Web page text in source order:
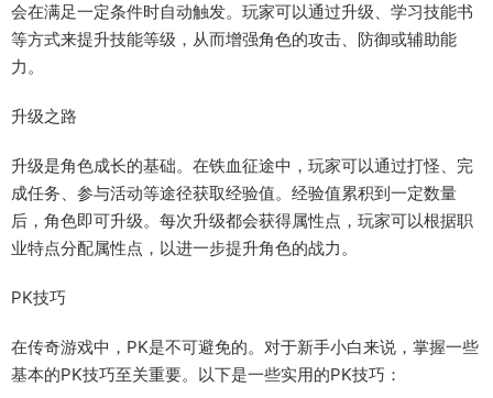
会在满足一定条件时自动触发。玩家可以通过升级、学习技能书
等方式来提升技能等级，从而增强角色的攻击、防御或辅助能
力。
升级之路
升级是角色成长的基础。在铁血征途中，玩家可以通过打怪、完
成任务、参与活动等途径获取经验值。经验值累积到一定数量
后，角色即可升级。每次升级都会获得属性点，玩家可以根据职
业特点分配属性点，以进一步提升角色的战力。
PK技巧
在传奇游戏中，PK是不可避免的。对于新手小白来说，掌握一些
基本的PK技巧至关重要。以下是一些实用的PK技巧：